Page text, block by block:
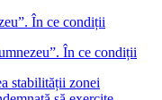
În ce condiții